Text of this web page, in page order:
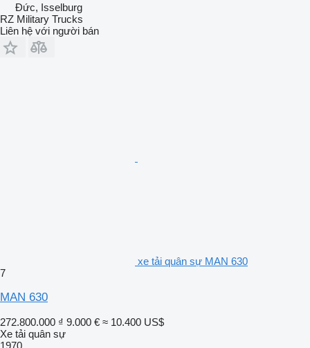
Đức, Isselburg
RZ Military Trucks
Liên hệ với người bán
xe tải quân sự MAN 630
7
MAN 630
272.800.000 ₫ 9.000 € ≈ 10.400 US$
Xe tải quân sự
1970